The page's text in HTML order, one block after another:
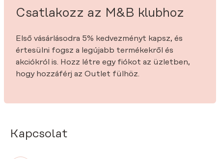
Kapcsolat
Csatlakozz az M&B klubhoz
Első vásárlásodra 5% kedvezményt kapsz, és
értesülni fogsz a legújabb termékekről és
akciókról is. Hozz létre egy fiókot az üzletben,
hogy hozzáférj az Outlet fülhöz.